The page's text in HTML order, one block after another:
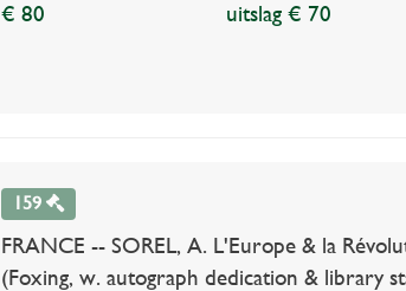
€ 80 uitslag € 70
159
FRANCE -- SOREL, A. L'Europe & la
(Foxing, w. autograph dedication & library